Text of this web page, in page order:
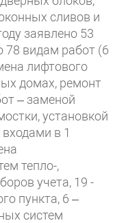
сливов и
заявлено 53
видам работ (6
лифтового
домах, ремонт
– заменой
установкой
в 1
тепло-,
учета, 19 -
пункта, 6 –
систем